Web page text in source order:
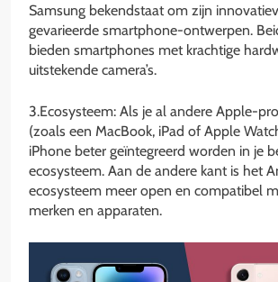
Samsung bekendstaat om zijn
gevarieerde smartphone-ontwerpen.
bieden smartphones met krachtige
uitstekende camera’s.
3.Ecosysteem: Als je al andere Apple-
(zoals een MacBook, iPad of Apple
iPhone beter geïntegreerd worden in je
ecosysteem. Aan de andere kant is het
ecosysteem meer open en compatibel
merken en apparaten.